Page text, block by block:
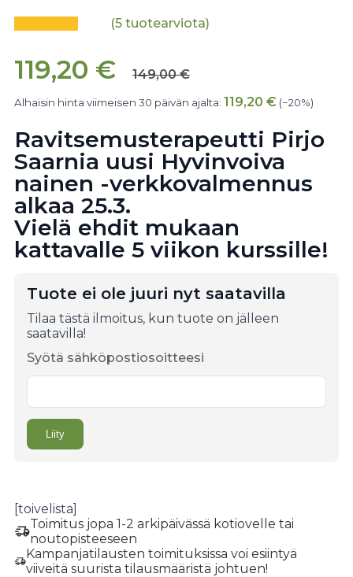
(5tuotearviota)
119,20 € 149,00€
Alhaisin hinta viimeisen 30 päivän ajalta: 119,20 € (−20%)
Ravitsemusterapeutti Pirjo
Saarnia uusi Hyvinvoiva
nainen -verkkovalmennus
alkaa 25.3.
Vielä ehdit mukaan
kattavalle 5 viikon kurssille!
Tuote ei ole juuri nyt saatavilla
Tilaa tästä ilmoitus, kun tuote on jälleen
saatavilla!
Syötä sähköpostiosoitteesi
[toivelista]
Toimitus jopa 1-2 arkipäivässä kotiovelle tai
noutopisteeseen
Kampanjatilausten toimituksissa voi esiintyä
viiveitä suurista tilausmääristä johtuen!